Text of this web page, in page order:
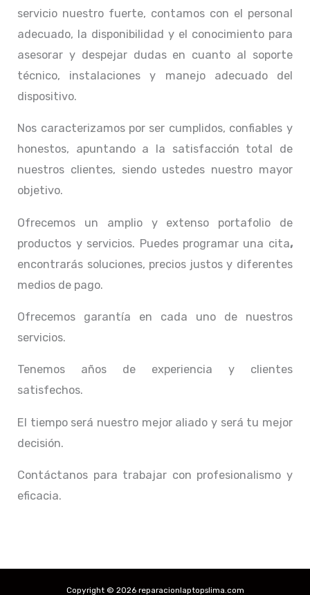
servicio nuestro fuerte, contamos con el personal
adecuado, la disponibilidad y el conocimiento para
asesorar y despejar dudas en cuanto al soporte
técnico, instalaciones y manejo adecuado del
dispositivo.
Nos caracterizamos por ser cumplidos, confiables y
honestos, apuntando a la satisfacción total de
nuestros clientes, siendo ustedes nuestro mayor
objetivo.
Ofrecemos un amplio y extenso portafolio de
productos y servicios. Puedes programar una cita,
encontrarás soluciones, precios justos y diferentes
medios de pago.
Ofrecemos garantía en cada uno de nuestros
servicios.
Tenemos años de experiencia y clientes
satisfechos.
El tiempo será nuestro mejor aliado y será tu mejor
decisión.
Contáctanos para trabajar con profesionalismo y
eficacia.
Copyright © 2026 reparacionlaptopslima.com